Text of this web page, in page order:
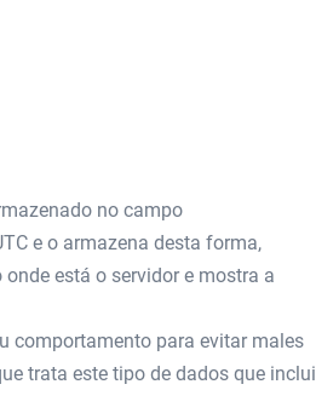
no campo
e o armazena desta forma,
está o servidor e mostra a
comportamento para evitar males
trata este tipo de dados que inclui